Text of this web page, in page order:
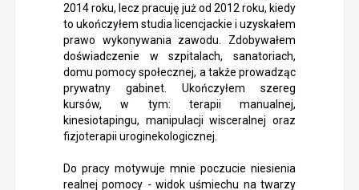
2014 roku, lecz pracuję już od 2012 roku, kiedy
to ukończyłem studia licencjackie i uzyskałem
prawo wykonywania zawodu. Zdobywałem
doświadczenie w szpitalach, sanatoriach,
domu pomocy społecznej, a także prowadząc
prywatny gabinet. Ukończyłem szereg
kursów, w tym: terapii manualnej,
kinesiotapingu, manipulacji wisceralnej oraz
fizjoterapii uroginekologicznej.
Do pracy motywuje mnie poczucie niesienia
realnej pomocy - widok uśmiechu na twarzy